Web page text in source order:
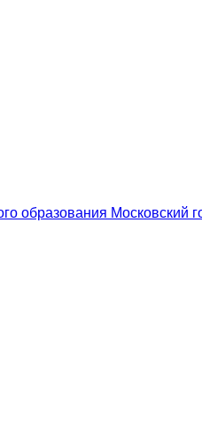
образования Московский